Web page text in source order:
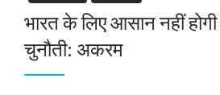
भारत के लिए आसान नहीं
चुनौती: अकरम